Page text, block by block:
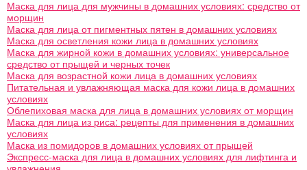
Маска для лица для мужчины в домашних условиях: средство от
морщин
Маска для лица от пигментных пятен в домашних условиях
Маска для осветления кожи лица в домашних условиях
Маска для жирной кожи в домашних условиях: универсальное
средство от прыщей и черных точек
Маска для возрастной кожи лица в домашних условиях
Питательная и увлажняющая маска для кожи лица в домашних
условиях
Облепиховая маска для лица в домашних условиях от морщин
Маска для лица из риса: рецепты для применения в домашних
условиях
Маска из помидоров в домашних условиях от прыщей
Экспресс-маска для лица в домашних условиях для лифтинга и